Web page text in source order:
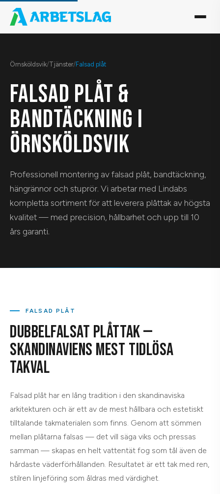
Örnsköldsvik/Tjänster/Falsad plåt
FALSAD PLÅT &
BANDTÄCKNING I
ÖRNSKÖLDSVIK
Professionell montering av falsad plåt, bandtäckning,
hängrännor och stuprör. Vi arbetar med Lindabs
kompletta sortiment för att leverera plåttak av högsta
kvalitet — med precision, hållbarhet och upp till 10
års garanti.
FALSAD PLÅT
DUBBELFALSAT PLÅTTAK —
SKANDINAVIENS MEST TIDLÖSA
TAKVAL
Falsad plåt har en lång tradition i den skandinaviska
arkitekturen och är ett av de mest hållbara och estetiskt
tilltalande takmaterialen som finns. Genom att sömmen
mellan plåtarna falsas — det vill säga viks och pressas
samman — skapas en helt vattentät fog som tål även de
hårdaste väderförhållanden. Resultatet är ett tak med ren,
stilren linjeföring som åldras med värdighet.